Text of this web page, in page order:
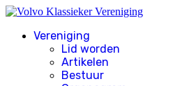
Vereniging
Lid worden
Artikelen
Bestuur